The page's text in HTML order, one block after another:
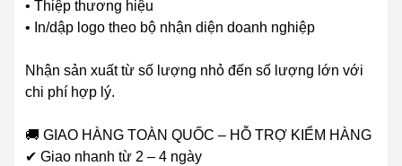
• Thiệp thương hiệu
• In/dập logo theo bộ nhận diện doanh nghiệp
Nhận sản xuất từ số lượng nhỏ đến số lượng lớn với
chi phí hợp lý.
🚚 GIAO HÀNG TOÀN QUỐC – HỖ TRỢ KIỂM HÀNG
✔ Giao nhanh từ 2 – 4 ngày